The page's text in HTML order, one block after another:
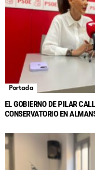
Portada
EL GOBIERNO DE PILAR
CONSERVATORIO EN